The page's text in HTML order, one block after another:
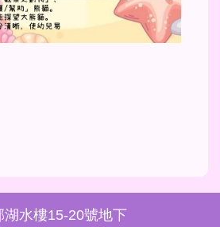
水樓15-20號地下